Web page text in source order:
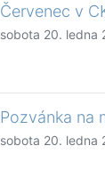
Červenec v
sobota 20. ledna
Pozvánka na
sobota 20. ledna